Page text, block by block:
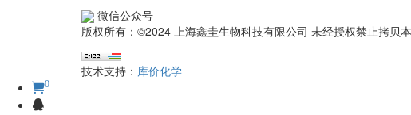
微信公众号
版权所有：©2024 上海鑫圭生物科技有限公司 未经授权禁止拷贝
技术支持： 库价化学
0